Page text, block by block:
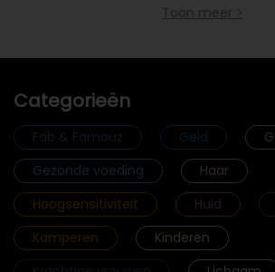
Toon meer >
Categorieën
Fab & Famouz Geld
Gezonde voeding
Haar
Hoogsensitiviteit
Huid
Kamperen
Kinderen